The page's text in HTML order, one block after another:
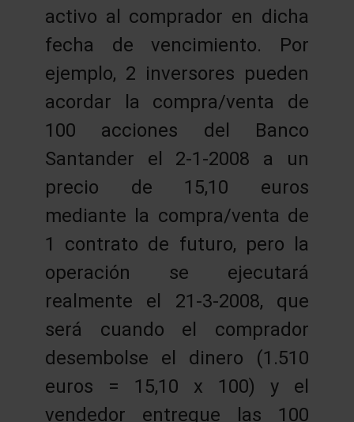
activo al comprador en dicha
fecha de vencimiento. Por
ejemplo, 2 inversores pueden
acordar la compra/venta de
100 acciones del Banco
Santander el 2-1-2008 a un
precio de 15,10 euros
mediante la compra/venta de
1 contrato de futuro, pero la
operación se ejecutará
realmente el 21-3-2008, que
será cuando el comprador
desembolse el dinero (1.510
euros = 15,10 x 100) y el
vendedor entregue las 100